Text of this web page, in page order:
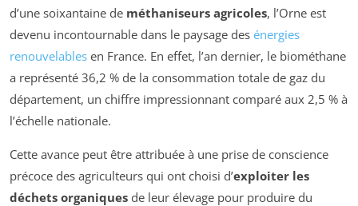
d’une soixantaine de méthaniseurs agricoles, l’Orne est
devenu incontournable dans le paysage des énergies
renouvelables en France. En effet, l’an dernier, le biométhane
a représenté 36,2 % de la consommation totale de gaz du
département, un chiffre impressionnant comparé aux 2,5 % à
l’échelle nationale.
Cette avance peut être attribuée à une prise de conscience
précoce des agriculteurs qui ont choisi d’exploiter les
déchets organiques de leur élevage pour produire du